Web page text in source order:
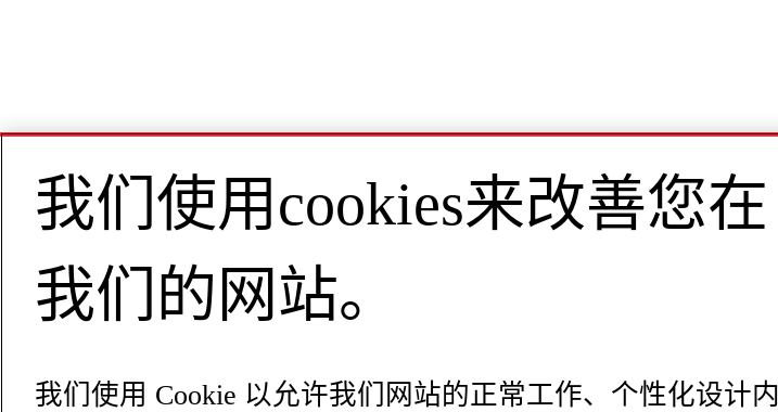
我们使用cookies来改善您在
我们的网站。
我们使用 Cookie 以允许我们网站的正常工作、个性化设计内